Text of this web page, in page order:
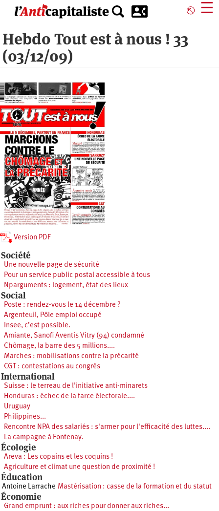
principal
⎋ ☰
Hebdo Tout est à nous ! 33
(03/12/09)
Version PDF
Société
Une nouvelle page de sécurité
Pour un service public postal accessible à tous
Nparguments : logement, état des lieux
Social
Poste : rendez-vous le 14 décembre ?
Argenteuil, Pôle emploi occupé
Insee, c’est possible.
Amiante, Sanofi Aventis Vitry (94) condamné
Chômage, la barre des 5 millions....
Marches : mobilisations contre la précarité
CGT : contestations au congrès
International
Suisse : le terreau de l’initiative anti-minarets
Honduras : échec de la farce électorale....
Uruguay
Philippines...
Rencontre NPA des salariés : s'armer pour l'efficacité des luttes....
La campagne à Fontenay.
Écologie
Areva : Les copains et les coquins !
Agriculture et climat une question de proximité !
Éducation
Antoine Larrache Mastérisation : casse de la formation et du statut
Économie
Grand emprunt : aux riches pour donner aux riches...